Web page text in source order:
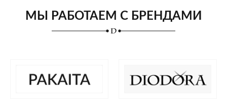
МЫ РАБОТАЕМ С БРЕНДАМИ